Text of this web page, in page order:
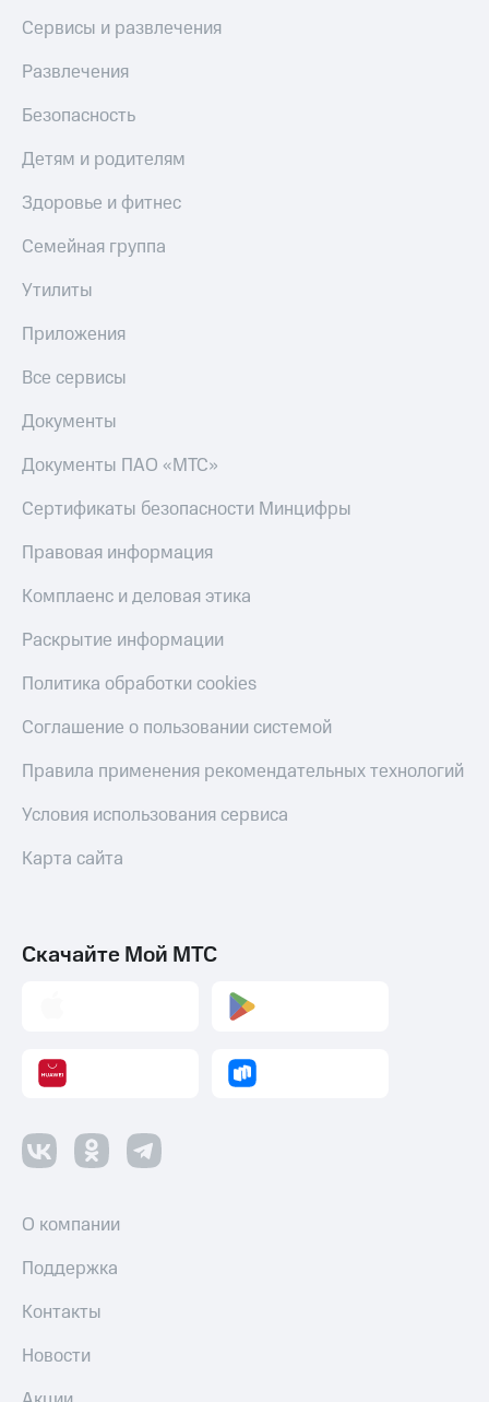
Сервисы и развлечения
Развлечения
Безопасность
Детям и родителям
Здоровье и фитнес
Семейная группа
Утилиты
Приложения
Все сервисы
Документы
Документы ПАО «МТС»
Сертификаты безопасности Минцифры
Правовая информация
Комплаенс и деловая этика
Раскрытие информации
Политика обработки cookies
Соглашение о пользовании системой
Правила применения рекомендательных технологий
Условия использования сервиса
Карта сайта
Скачайте Мой МТС
О компании
Поддержка
Контакты
Новости